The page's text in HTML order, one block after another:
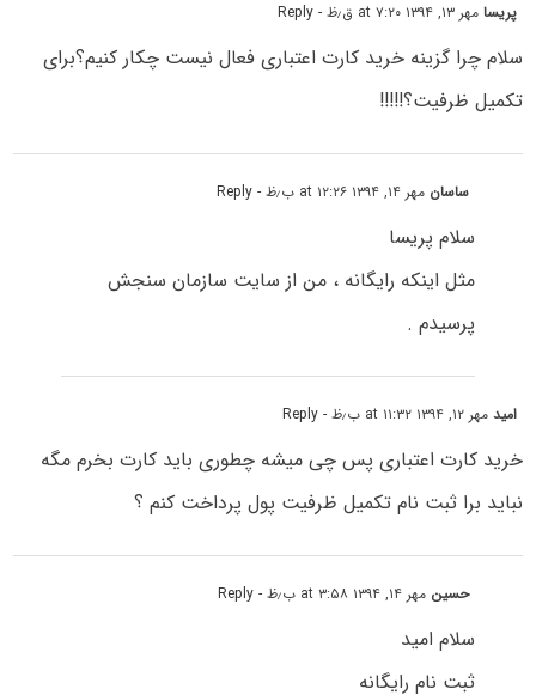
پریسامهر ۱۳, ۱۳۹۴ at ۷:۲۰ ق٫ظ - Reply
سلام چرا گزینه خرید کارت اعتباری فعال نیست چکار کنیم؟برای
تکمیل ظرفیت؟!!!!!
ساسان مهر ۱۴, ۱۳۹۴ at ۱۲:۲۶ ب٫ظ - Reply
سلام پریسا
مثل اینکه رایگانه ، من از سایت سازمان سنجش
پرسیدم .
امیدمهر ۱۲, ۱۳۹۴ at ۱۱:۳۲ ب٫ظ - Reply
خرید کارت اعتباری پس چی میشه چطوری باید کارت بخرم مگه
نباید برا ثبت نام تکمیل ظرفیت پول پرداخت کنم ؟
حسین مهر ۱۴, ۱۳۹۴ at ۳:۵۸ ب٫ظ - Reply
سلام امید
ثبت نام رایگانه